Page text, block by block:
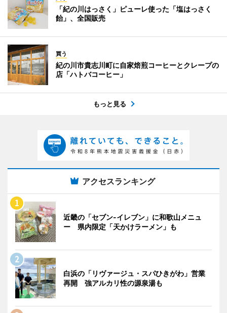
「紀の川はっさく」ピューレ使った「塩はっさく
飴」、全国販売
買う
紀の川市貴志川町に自家焙煎コーヒーとクレープの
店「ハトバコーヒー」
もっと見る
アクセスランキング
近畿の「セブン-イレブン」に和歌山メニュ
ー 県内限定「天かけラーメン」も
白浜の「リヴァージュ・スパひきがわ」営業
再開 強アルカリ性の源泉湯も